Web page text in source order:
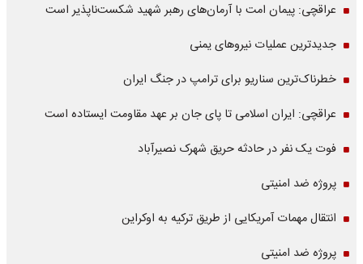
عراقچی: پیمان امت با آرمان‌های رهبر شهید شکست‌ناپذیر است
جدیدترین عملیات نیروهای یمنی
خطرناک‌ترین سناریو برای ترامپ در جنگ ایران
عراقچی: ایران اسلامی تا پای جان بر عهد مقاومت ایستاده است
فوت یک نفر در حادثه حریق شهرک نصیرآباد
پروژه ضد امنیتی
انتقال مهمات آمریکایی از طریق ترکیه به اوکراین
پروژه ضد امنیتی